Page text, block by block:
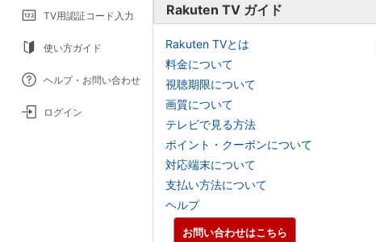
TV用認証コード入力
使い方ガイド
ヘルプ・お問い合わせ
ログイン
Rakuten TV ガイド
Rakuten TVとは
料金について
視聴期限について
画質について
テレビで見る方法
ポイント・クーポンについて
対応端末について
支払い方法について
ヘルプ
お問い合わせはこちら